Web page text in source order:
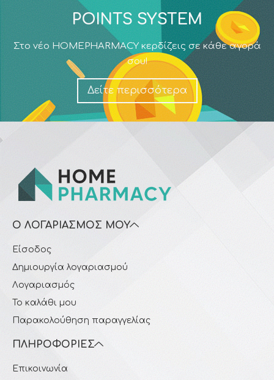
POINTS SYSTEM
Στο νέο HOMEPHARMACY κερδίζεις σε κάθε αγορά
σου!
Δείτε περισσότερα
Ο ΛΟΓΑΡΙΑΣΜΌΣ ΜΟΥ
Είσοδος
Δημιουργία λογαριασμού
Λογαριασμός
Το καλάθι μου
Παρακολούθηση παραγγελίας
ΠΛΗΡΟΦΟΡΊΕΣ
Επικοινωνία